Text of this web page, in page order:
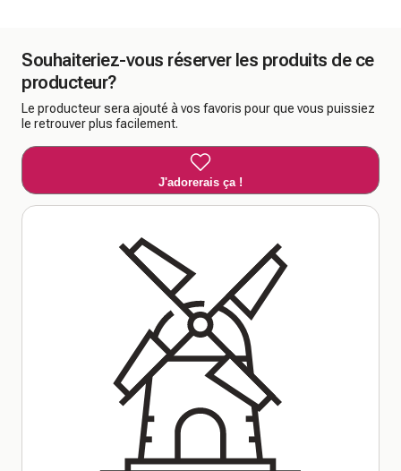
Souhaiteriez-vous réserver les produits de ce
producteur?
Le producteur sera ajouté à vos favoris pour que vous puissiez
le retrouver plus facilement.
J'adorerais ça !